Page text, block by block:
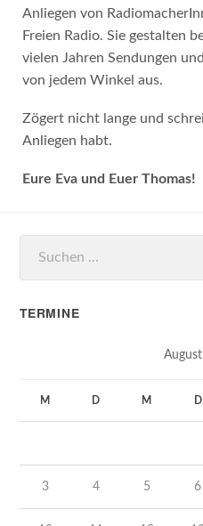
Anliegen von
Freien Radio. Sie gestalten
vielen Jahren Sendungen
von jedem Winkel aus.
Zögert nicht lange und
Anliegen habt.
Eure Eva und Euer Thomas!
nach:
TERMINE
M D M D
3 4 5 6